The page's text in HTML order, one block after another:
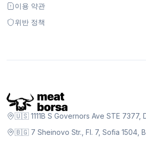
이용 약관
위반 정책
🇺🇸 1111B S Governors Ave STE 7377,
🇧🇬 7 Sheinovo Str., Fl. 7, Sofia 1504,